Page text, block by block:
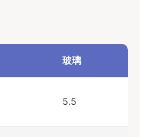
玻璃
5.5